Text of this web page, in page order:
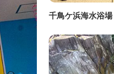
千鳥ケ浜海水浴場